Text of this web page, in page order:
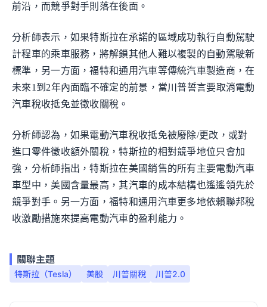
前沿，而競爭對手則落在後面。
分析師表示，如果特斯拉在承諾的區域成功執行自動駕駛
計程車的乘車服務，將解鎖其他人難以複製的自動駕駛新
標準，另一方面，福特和通用汽車等傳統汽車製造商，在
未來1到2年內面臨不確定的前景，當川普誓言要取消電動
汽車稅收抵免並徵收關稅。
分析師認為，如果電動汽車稅收抵免被廢除/更改，或對
進口零件徵收額外關稅，特斯拉的相對競爭地位只會加
強，分析師指出，特斯拉在美國銷售的所有主要電動汽車
車型中，美國含量最高，其汽車的成本結構也遙遙領先於
競爭對手。另一方面，福特和通用汽車更多地依賴聯邦稅
收激勵措施來提高電動汽車的盈利能力。
關聯主題
特斯拉（Tesla） 美股 川普關稅 川普2.0